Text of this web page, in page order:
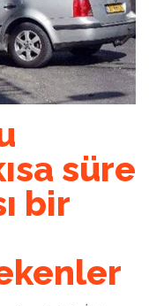
süre
bir